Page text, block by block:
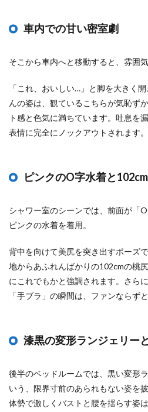
車内での甘い密室劇
そこから車内へと移動すると、雰囲
「これ、おいしい…」と脚を大きく
んの姿は、観ているこちらが気恥ず
ト感と色気に満ちています。吐息を
表情に完全にノックアウトされます。
ピンクのO字水着と
シャワー室のシーンでは、前面が「
ピンクの水着を着用。
背中を向けて美尻を突き出すポーズ
地からあふれんばかりの102cmの桃
にこれでもかと強調されます。さら
「手ブラ」の瞬間は、ファンならず
漆黒の変形ランジェリー
後半のベッドルームでは、黒い変形
いう、限界寸前のあられもない姿を
体勢で激しくバストと腰を揺らす姿